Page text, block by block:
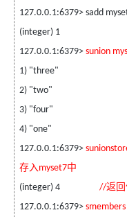
127.0.0.1:6379> sadd
(integer) 1
127.0.0.1:6379> sunion
1) "three"
2) "two"
3) "four"
4) "one"
127.0.0.1:6379>
存入 myset7中
(integer) 4
//返
127.0.0.1:6379>